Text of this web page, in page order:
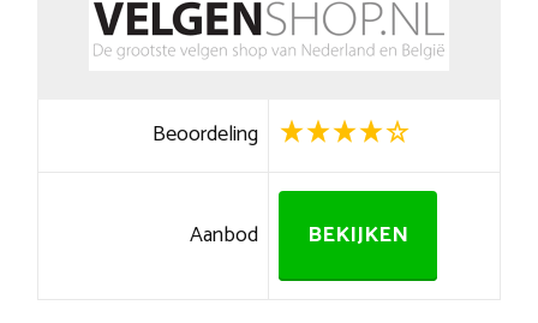
Beoordeling
Aanbod BEKIJKEN